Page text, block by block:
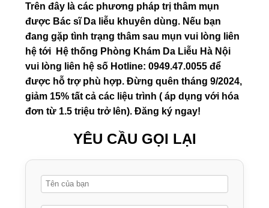
Trên đây là các phương pháp trị thâm mụn
được Bác sĩ Da liễu khuyên dùng. Nếu bạn
đang gặp tình trạng thâm sau mụn vui lòng liên
hệ tới Hệ thống Phòng Khám Da Liễu Hà Nội
vui lòng liên hệ số Hotline: 0949.47.0055 để
được hỗ trợ phù hợp. Đừng quên tháng 9/2024,
giảm 15% tất cả các liệu trình ( áp dụng với hóa
đơn từ 1.5 triệu trở lên). Đăng ký ngay!
YÊU CẦU GỌI LẠI